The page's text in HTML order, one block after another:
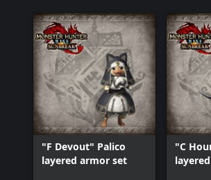
"F Devout" Palico
layered armor set
"C